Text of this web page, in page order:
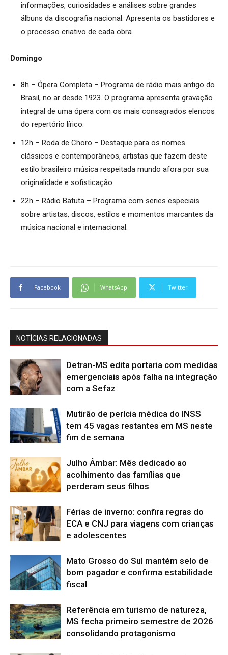
informações, curiosidades e análises sobre grandes
álbuns da discografia nacional. Apresenta os bastidores e
o processo criativo de cada obra.
Domingo
8h – Ópera Completa – Programa de rádio mais antigo do
Brasil, no ar desde 1923. O programa apresenta gravação
integral de uma ópera com os mais consagrados elencos
do repertório lírico.
12h – Roda de Choro – Destaque para os nomes
clássicos e contemporâneos, artistas que fazem deste
estilo brasileiro música respeitada mundo afora por sua
originalidade e sofisticação.
22h – Rádio Batuta – Programa com series especiais
sobre artistas, discos, estilos e momentos marcantes da
música nacional e internacional.
Facebook WhatsApp Twitter
NOTÍCIAS RELACIONADAS
Detran-MS edita portaria com medidas
emergenciais após falha na integração
com a Sefaz
Mutirão de perícia médica do INSS
tem 45 vagas restantes em MS neste
fim de semana
Julho Âmbar: Mês dedicado ao
acolhimento das famílias que
perderam seus filhos
Férias de inverno: confira regras do
ECA e CNJ para viagens com crianças
e adolescentes
Mato Grosso do Sul mantém selo de
bom pagador e confirma estabilidade
fiscal
Referência em turismo de natureza,
MS fecha primeiro semestre de 2026
consolidando protagonismo